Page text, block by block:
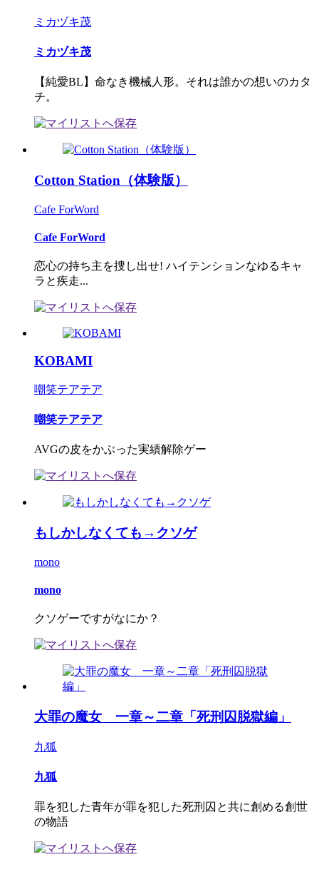
ミカヅキ茂
ミカヅキ茂
【純愛BL】命なき機械人形。それは誰かの想いのカタ
チ。
Cotton Station（体験版）
Cafe ForWord
Cafe ForWord
恋心の持ち主を捜し出せ! ハイテンションなゆるキャ
ラと疾走...
KOBAMI
嘲笑テアテア
嘲笑テアテア
AVGの皮をかぶった実績解除ゲー
もしかしなくても→クソゲ
mono
mono
クソゲーですがなにか？
大罪の魔女 一章～二章「死刑囚脱獄編」
九狐
九狐
罪を犯した青年が罪を犯した死刑囚と共に創める創世
の物語